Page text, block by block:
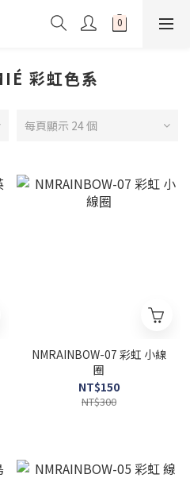
彩虹色系
每頁顯示 24 個
NMRAINBOW-07 彩虹 小線
圈
NT$150
NT$300